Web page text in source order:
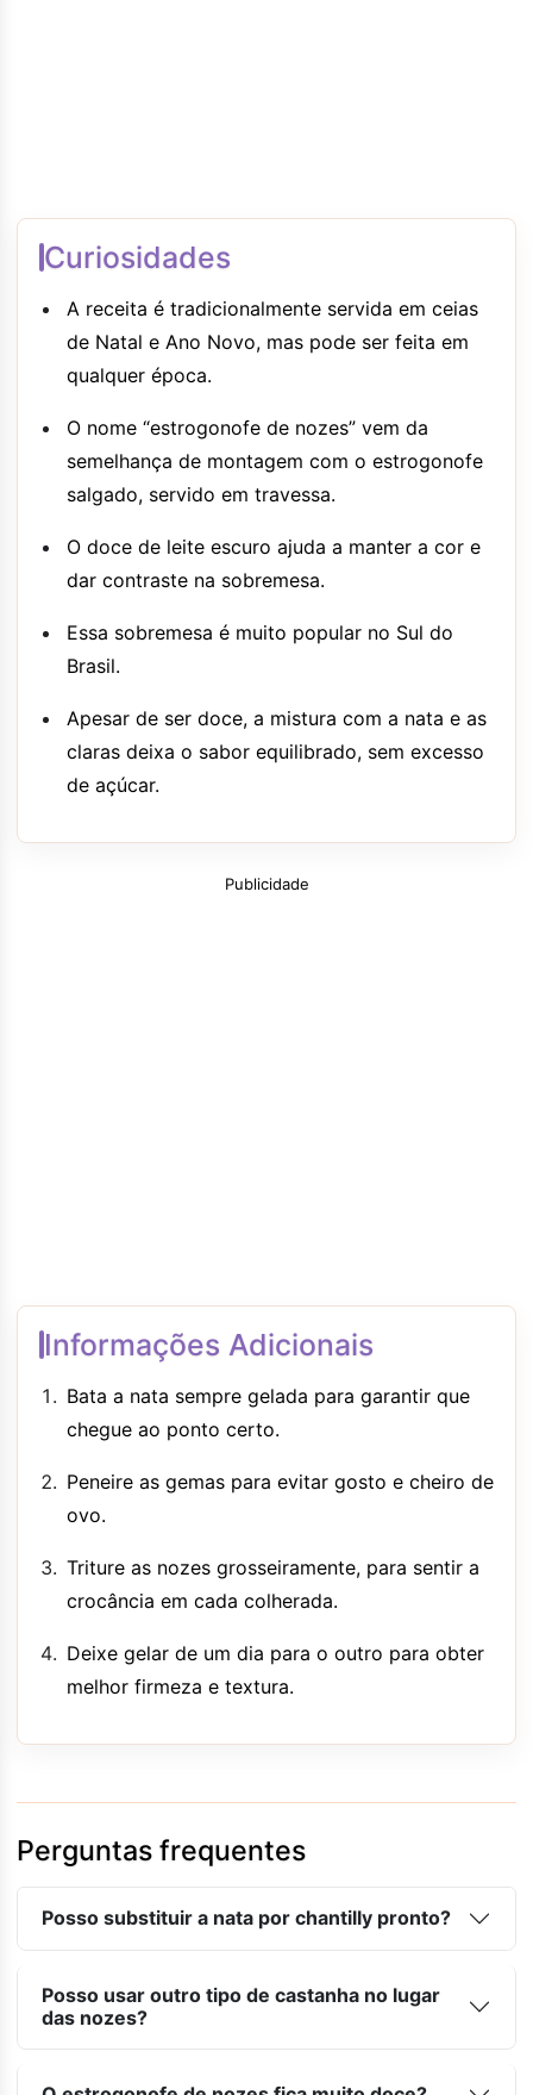
Curiosidades
A receita é tradicionalmente servida em ceias
de Natal e Ano Novo, mas pode ser feita em
qualquer época.
O nome “estrogonofe de nozes” vem da
semelhança de montagem com o estrogonofe
salgado, servido em travessa.
O doce de leite escuro ajuda a manter a cor e
dar contraste na sobremesa.
Essa sobremesa é muito popular no Sul do
Brasil.
Apesar de ser doce, a mistura com a nata e as
claras deixa o sabor equilibrado, sem excesso
de açúcar.
Publicidade
Informações Adicionais
Bata a nata sempre gelada para garantir que
chegue ao ponto certo.
Peneire as gemas para evitar gosto e cheiro de
ovo.
Triture as nozes grosseiramente, para sentir a
crocância em cada colherada.
Deixe gelar de um dia para o outro para obter
melhor firmeza e textura.
Perguntas frequentes
Posso substituir a nata por chantilly pronto?
Posso usar outro tipo de castanha no lugar
das nozes?